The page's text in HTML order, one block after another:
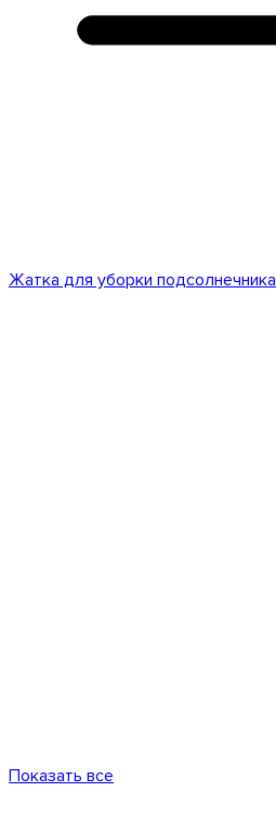
Жатка для уборки подсолнечника
Показать все